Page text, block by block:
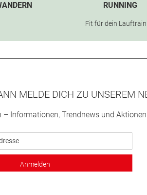
RUNNING
Fit für dein
MELDE DICH ZU UNSEREM
– Informationen, Trendnews und
Anmelden